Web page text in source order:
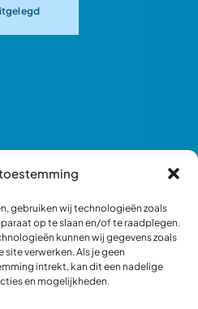
gebruiken wij technologieën zoals
op te slaan en/of te raadplegen.
kunnen wij gegevens zoals
verwerken. Als je geen
intrekt, kan dit een nadelige
en mogelijkheden.